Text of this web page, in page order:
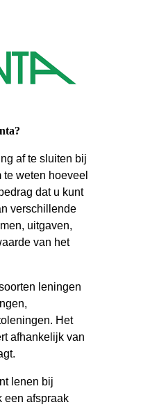
af te sluiten bij
weten hoeveel
dat u kunt
verschillende
uitgaven,
van het
leningen
Het
afhankelijk van
lenen bij
een afspraak